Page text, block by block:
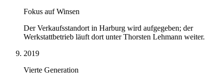
Fokus auf Winsen
Der Verkaufsstandort in Harburg wird aufgegeben; der
Werkstattbetrieb läuft dort unter Thorsten Lehmann weiter.
2019
Vierte Generation